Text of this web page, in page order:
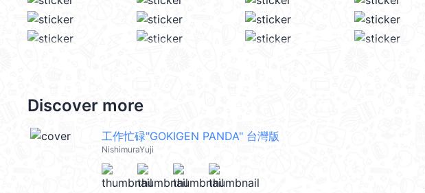
Discover more
工作忙碌"GOKIGEN PANDA" 台灣版
NishimuraYuji